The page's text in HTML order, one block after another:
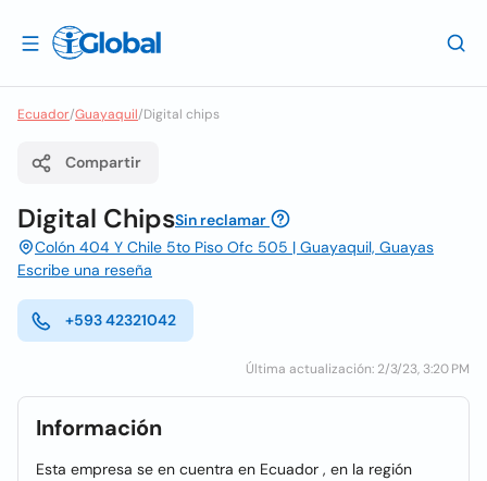
Ecuador/Guayaquil/Digital chips
Compartir
Digital ChipsSin reclamar
Colón 404 Y Chile 5to Piso Ofc 505 | Guayaquil, Guayas
Escribe una reseña
+593 42321042
Última actualización: 2/3/23, 3:20 PM
Información
Esta empresa se en cuentra en Ecuador , en la región